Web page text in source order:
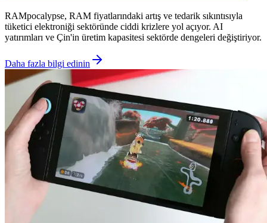
RAMpocalypse, RAM fiyatlarındaki artış ve tedarik sıkıntısıyla
tüketici elektroniği sektöründe ciddi krizlere yol açıyor. AI
yatırımları ve Çin'in üretim kapasitesi sektörde dengeleri değiştiriyor.
Daha fazla bilgi edinin